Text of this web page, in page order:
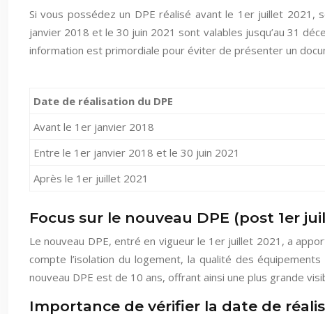
Si vous possédez un DPE réalisé avant le 1er juillet 2021,
janvier 2018 et le 30 juin 2021 sont valables jusqu’au 31
information est primordiale pour éviter de présenter un
Date de réalisation du DPE
Avant le 1er janvier 2018
Entre le 1er janvier 2018 et le 30 juin 2021
Après le 1er juillet 2021
Focus sur le nouveau DPE (post 1er
Le nouveau DPE, entré en vigueur le 1er juillet 2021, a
compte l’isolation du logement, la qualité des
nouveau DPE est de 10 ans, offrant ainsi une plus grande
Importance de vérifier la date de